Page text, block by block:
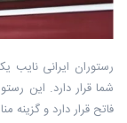
رستوران ایرانی نایب
فاتح قرار دارد و